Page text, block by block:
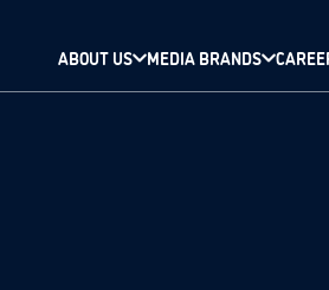
ABOUT US MEDIA BRANDS